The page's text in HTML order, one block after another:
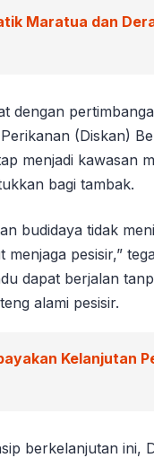
Maratua dan
dengan
(Diskan)
menjadi kawasan
bagi tambak.
budidaya tidak
pesisir,”
dapat berjalan
alami pesisir.
Kelanjutan
berkelanjutan ini,